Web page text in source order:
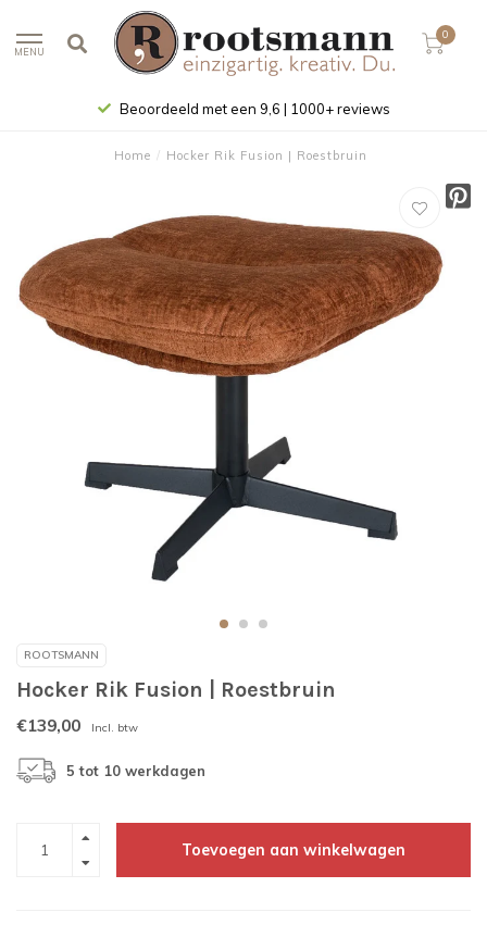
MENU
0
Beoordeeld met een 9,6 | 1000+ reviews
Home / Hocker Rik Fusion | Roestbruin
ROOTSMANN
Hocker Rik Fusion | Roestbruin
€139,00 Incl. btw
5 tot 10 werkdagen
Toevoegen aan winkelwagen